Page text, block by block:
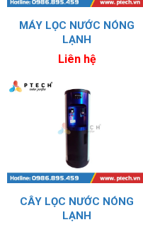
MÁY LỌC NƯỚC NÓNG
LẠNH
Liên hệ
CÂY LỌC NƯỚC NÓNG
LẠNH